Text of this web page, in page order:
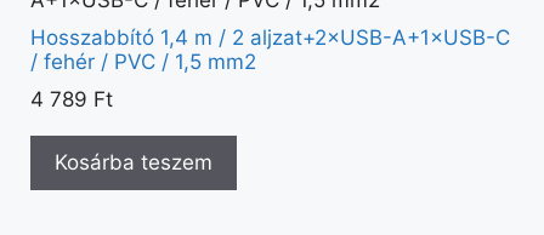
Hosszabbító 1,4 m / 2 aljzat+2×USB-A+1×USB-C
/ fehér / PVC / 1,5 mm2
4 789 Ft
Kosárba teszem